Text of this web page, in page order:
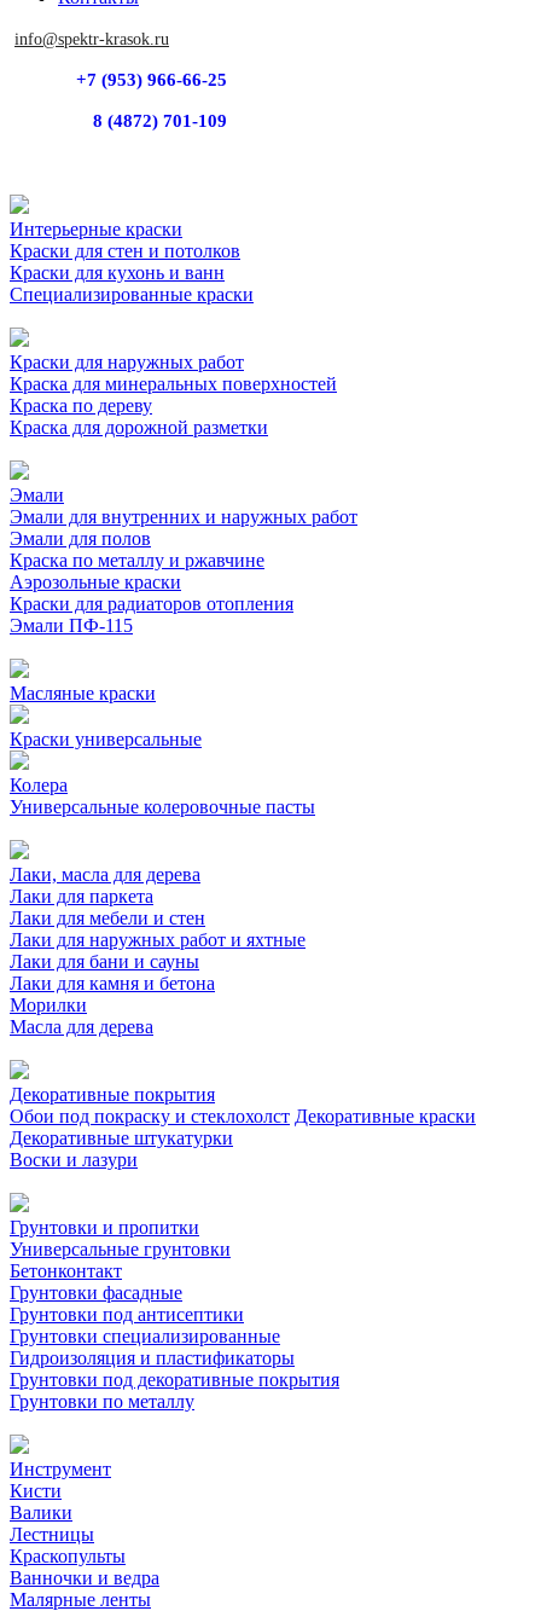
info@spektr-krasok.ru
+7 (953) 966-66-25
8 (4872) 701-109
Интерьерные краски
Краски для стен и потолков
Краски для кухонь и ванн
Специализированные краски
Краски для наружных работ
Краска для минеральных поверхностей
Краска по дереву
Краска для дорожной разметки
Эмали
Эмали для внутренних и наружных работ
Эмали для полов
Краска по металлу и ржавчине
Аэрозольные краски
Краски для радиаторов отопления
Эмали ПФ-115
Масляные краски
Краски универсальные
Колера
Универсальные колеровочные пасты
Лаки, масла для дерева
Лаки для паркета
Лаки для мебели и стен
Лаки для наружных работ и яхтные
Лаки для бани и сауны
Лаки для камня и бетона
Морилки
Масла для дерева
Декоративные покрытия
Обои под покраску и стеклохолст Декоративные краски
Декоративные штукатурки
Воски и лазури
Грунтовки и пропитки
Универсальные грунтовки
Бетонконтакт
Грунтовки фасадные
Грунтовки под антисептики
Грунтовки специализированные
Гидроизоляция и пластификаторы
Грунтовки под декоративные покрытия
Грунтовки по металлу
Инструмент
Кисти
Валики
Лестницы
Краскопульты
Ванночки и ведра
Малярные ленты